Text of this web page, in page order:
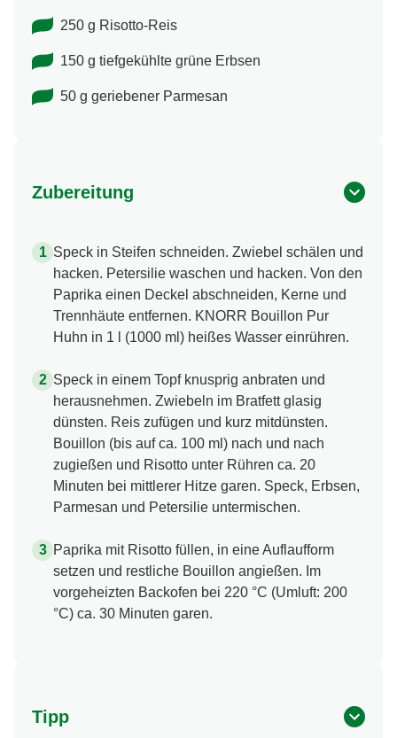
250 g Risotto-Reis
150 g tiefgekühlte grüne Erbsen
50 g geriebener Parmesan
Zubereitung
Speck in Steifen schneiden. Zwiebel schälen und
hacken. Petersilie waschen und hacken. Von den
Paprika einen Deckel abschneiden, Kerne und
Trennhäute entfernen. KNORR Bouillon Pur
Huhn in 1 l (1000 ml) heißes Wasser einrühren.
Speck in einem Topf knusprig anbraten und
herausnehmen. Zwiebeln im Bratfett glasig
dünsten. Reis zufügen und kurz mitdünsten.
Bouillon (bis auf ca. 100 ml) nach und nach
zugießen und Risotto unter Rühren ca. 20
Minuten bei mittlerer Hitze garen. Speck, Erbsen,
Parmesan und Petersilie untermischen.
Paprika mit Risotto füllen, in eine Auflaufform
setzen und restliche Bouillon angießen. Im
vorgeheizten Backofen bei 220 °C (Umluft: 200
°C) ca. 30 Minuten garen.
Tipp